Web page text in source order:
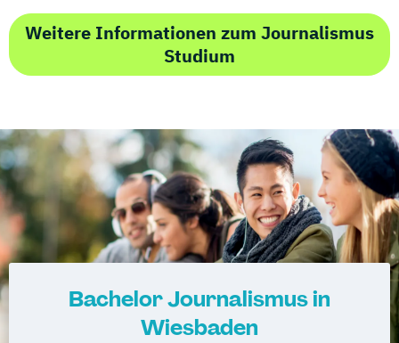
Weitere Informationen zum Journalismus
Studium
Bachelor Journalismus in
Wiesbaden